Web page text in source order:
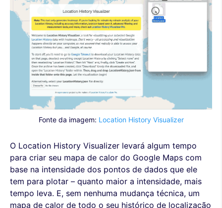
Fonte da imagem: Location History Visualizer
O Location History Visualizer levará algum tempo
para criar seu mapa de calor do Google Maps com
base na intensidade dos pontos de dados que ele
tem para plotar – quanto maior a intensidade, mais
tempo leva. E, sem nenhuma mudança técnica, um
mapa de calor de todo o seu histórico de localização